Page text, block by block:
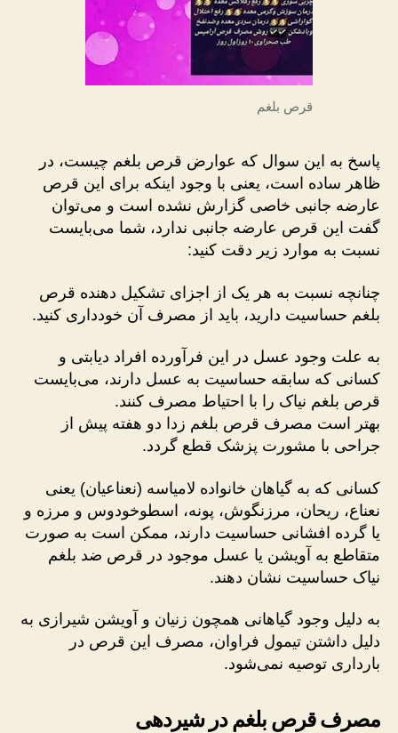
قرص بلغم
پاسخ به این سوال که عوارض قرص بلغم چیست، در
ظاهر ساده است، یعنی با وجود اینکه برای این قرص
عارضه جانبی خاصی گزارش نشده است و می‌توان
گفت این قرص عارضه جانبی ندارد،‌ شما می‌بایست
نسبت به موارد زیر دقت کنید:
چنانچه نسبت به هر یک از اجزای تشکیل دهنده قرص
بلغم حساسیت دارید، باید از مصرف آن خودداری کنید.
به علت وجود عسل در این فرآورده افراد دیابتی و
کسانی که سابقه حساسیت به عسل دارند، می‌بایست
قرص بلغم نیاک را با احتیاط مصرف کنند.
بهتر است مصرف قرص بلغم زدا دو هفته پیش از
جراحی با مشورت پزشک قطع گردد.
کسانی که به گیاهان خانواده لامیاسه (نعناعیان) یعنی
نعناع، ریحان، مرزنگوش، پونه، اسطوخودوس و مرزه و
یا گرده افشانی حساسیت دارند، ممکن است به صورت
متقاطع به آویشن یا عسل موجود در قرص ضد بلغم
نیاک حساسیت نشان دهند.
به دلیل وجود گیاهانی همچون زنیان و آویشن شیرازی به
دلیل داشتن تیمول فراوان، مصرف این قرص در
بارداری توصیه نمی‌شود.
مصرف قرص بلغم در شیردهی